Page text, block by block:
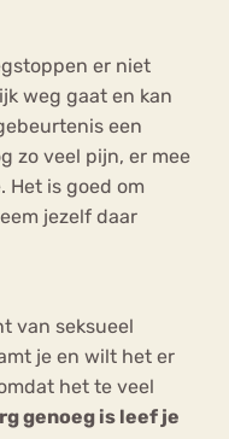
er niet
weg gaat en kan
een
zo veel pijn, er mee
Het is goed om
jezelf daar
van seksueel
je en wilt het er
het te veel
genoeg is leef je